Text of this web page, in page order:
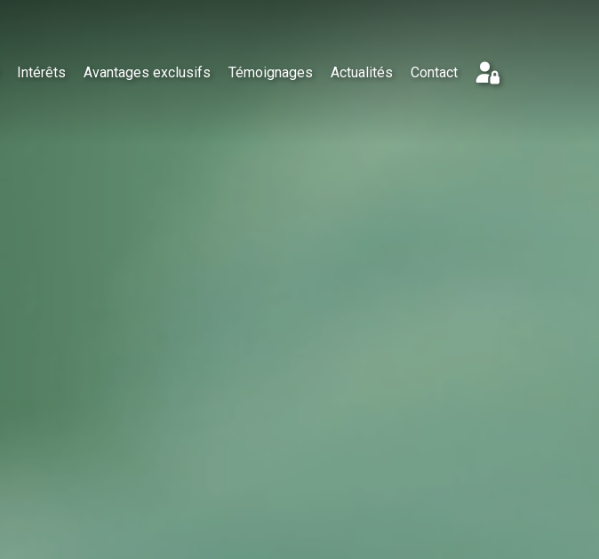
Intérêts Avantages exclusifs Témoignages Actualités Contact